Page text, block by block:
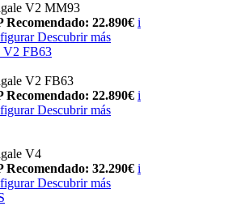
V2 MM93
Recomendado: 22.890€ i
Descubrir más
V2 FB63
V2 FB63
Recomendado: 22.890€ i
Descubrir más
V4
Recomendado: 32.290€ i
Descubrir más